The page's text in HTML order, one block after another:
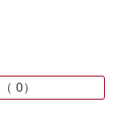
0）